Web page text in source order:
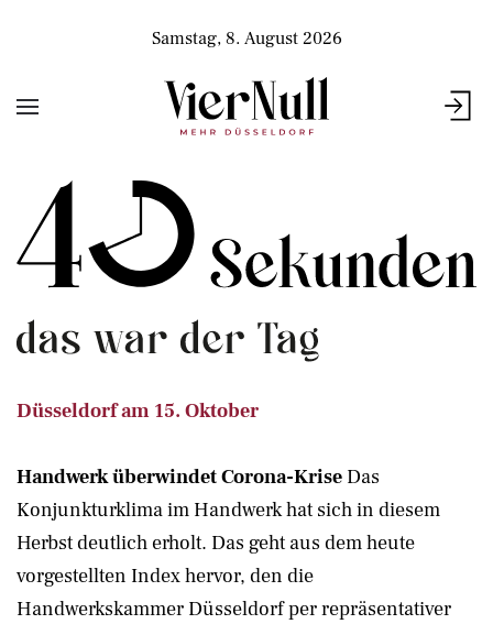
Samstag, 8. August 2026
Düsseldorf am 15. Oktober
Handwerk überwindet Corona-Krise Das
Konjunkturklima im Handwerk hat sich in diesem
Herbst deutlich erholt. Das geht aus dem heute
vorgestellten Index hervor, den die
Handwerkskammer Düsseldorf per repräsentativer